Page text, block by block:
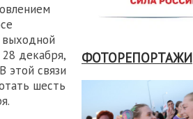
декабря,
этой связи
шесть
ФОТОРЕПОРТАЖИ